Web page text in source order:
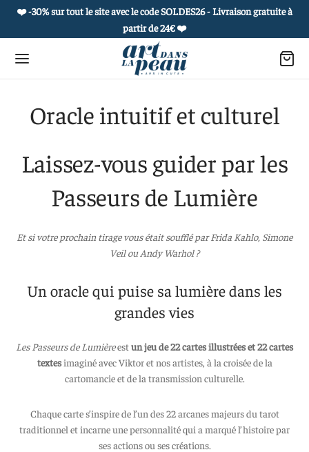
❤️ -30% sur tout le site avec le code SOLDES26 - Livraison gratuite à
partir de 24€❤️
Oracle intuitif et culturel
Laissez-vous guider par les
Passeurs de Lumière
Et si votre prochain tirage vous était soufflé par Frida Kahlo, Simone
Veil ou Andy Warhol ?
Un oracle qui puise sa lumière dans les
grandes vies
Les Passeurs de Lumièreestun jeu de 22 cartes illustrées et 22 cartes
textesimaginé avec Viktor et nos artistes, à la croisée de la
cartomancie et de la transmission culturelle.
Chaque carte s’inspire de l’un des 22 arcanes majeurs du tarot
traditionnel et incarne une personnalité qui a marqué l’histoire par
ses actions ou ses créations.
postales sensibles et culturelles
intuitif et culturel
nous
vivant